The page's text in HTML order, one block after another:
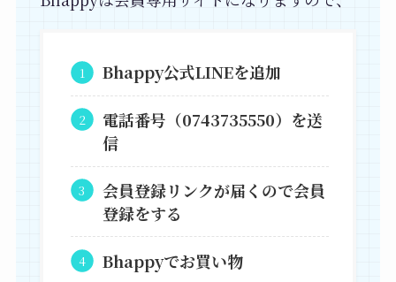
Bhappy公式LINEを追加
電話番号（0743735550）を送
信
会員登録リンクが届くので会員
登録をする
Bhappyでお買い物